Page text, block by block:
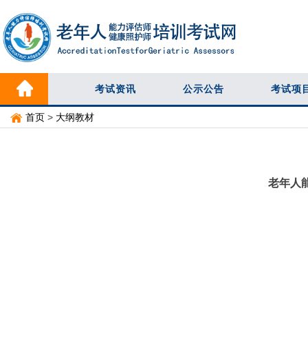
考试资讯 公示公告 考试项
首页 > 大纲教材
老年人